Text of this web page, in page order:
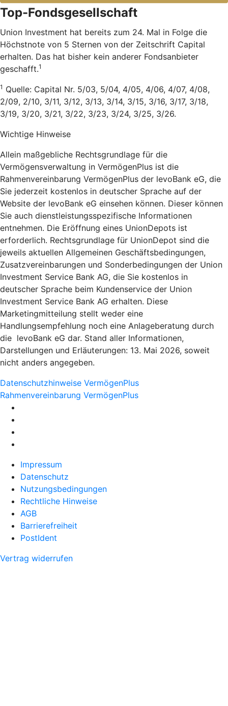
Top-Fondsgesellschaft
Union Investment hat bereits zum 24. Mal in Folge die
Höchstnote von 5 Sternen von der Zeitschrift Capital
erhalten. Das hat bisher kein anderer Fondsanbieter
geschafft.1
1 Quelle: Capital Nr. 5/03, 5/04, 4/05, 4/06, 4/07, 4/08,
2/09, 2/10, 3/11, 3/12, 3/13, 3/14, 3/15, 3/16, 3/17, 3/18,
3/19, 3/20, 3/21, 3/22, 3/23, 3/24, 3/25, 3/26.
Wichtige Hinweise
Allein maßgebliche Rechtsgrundlage für die
Vermögensverwaltung in VermögenPlus ist die
Rahmenvereinbarung VermögenPlus der levoBank eG, die
Sie jederzeit kostenlos in deutscher Sprache auf der
Website der levoBank eG einsehen können. Dieser können
Sie auch dienstleistungsspezifische Informationen
entnehmen. Die Eröffnung eines UnionDepots ist
erforderlich. Rechtsgrundlage für UnionDepot sind die
jeweils aktuellen Allgemeinen Geschäftsbedingungen,
Zusatzvereinbarungen und Sonderbedingungen der Union
Investment Service Bank AG, die Sie kostenlos in
deutscher Sprache beim Kundenservice der Union
Investment Service Bank AG erhalten. Diese
Marketingmitteilung stellt weder eine
Handlungsempfehlung noch eine Anlageberatung durch
die levoBank eG dar. Stand aller Informationen,
Darstellungen und Erläuterungen: 13. Mai 2026, soweit
nicht anders angegeben.
Datenschutzhinweise VermögenPlus
Rahmenvereinbarung VermögenPlus
Impressum
Datenschutz
Nutzungsbedingungen
Rechtliche Hinweise
AGB
Barrierefreiheit
PostIdent
Vertrag widerrufen